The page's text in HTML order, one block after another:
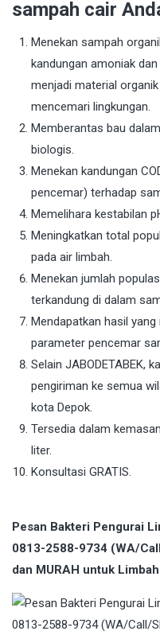
sampah cair
Menekan sampah
kandungan amoniak
menjadi material
mencemari lingkungan.
Memberantas bau
biologis.
Menekan kandungan
pencemar) terhadap
Memelihara kestabilan
Meningkatkan total
pada air limbah.
Menekan jumlah
terkandung di dalam
Mendapatkan hasil
parameter pencemar
Selain JABODETABEK,
pengiriman ke semua
kota Depok.
Tersedia dalam
liter.
Konsultasi GRATIS.
Pesan Bakteri Pengurai
0813-2588-9734 (WA/
dan MURAH untuk